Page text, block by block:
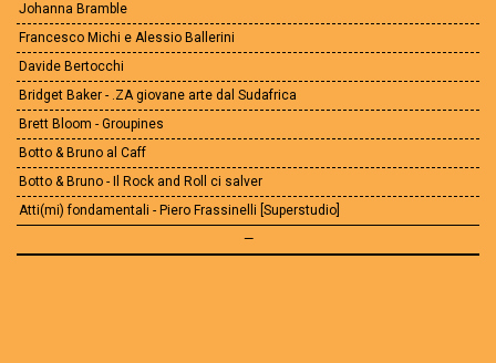
Johanna Bramble
Francesco Michi e Alessio Ballerini
Davide Bertocchi
Bridget Baker - .ZA giovane arte dal Sudafrica
Brett Bloom - Groupines
Botto & Bruno al Caff
Botto & Bruno - Il Rock and Roll ci salver
Atti(mi) fondamentali - Piero Frassinelli [Superstudio]
—